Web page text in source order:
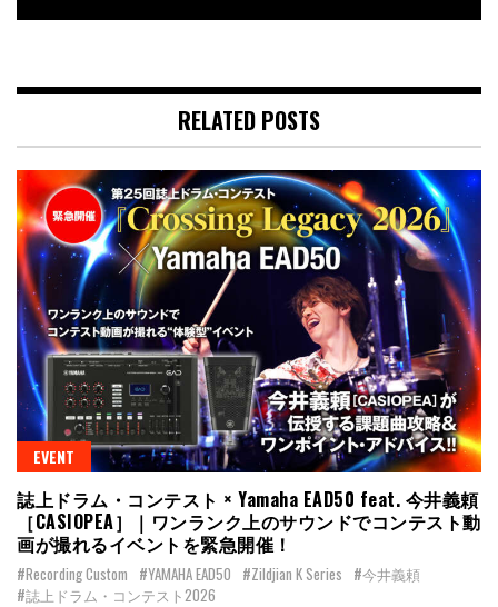
RELATED POSTS
EVENT
誌上ドラム・コンテスト × Yamaha EAD50 feat. 今井義頼
［CASIOPEA］｜ワンランク上のサウンドでコンテスト動
画が撮れるイベントを緊急開催！
#Recording Custom #YAMAHA EAD50 #Zildjian K Series #今井義頼
#誌上ドラム・コンテスト2026